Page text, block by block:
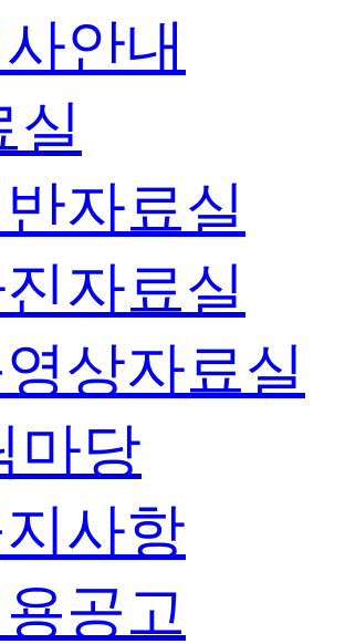
안내
실
자료실
자료실
상자료실
마당
사항
공고